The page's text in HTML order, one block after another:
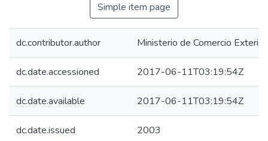
Simple item page
dc.contributor.author Ministerio de Comercio
dc.date.accessioned 2017-06-11T03:19:54Z
dc.date.available 2017-06-11T03:19:54Z
dc.date.issued 2003